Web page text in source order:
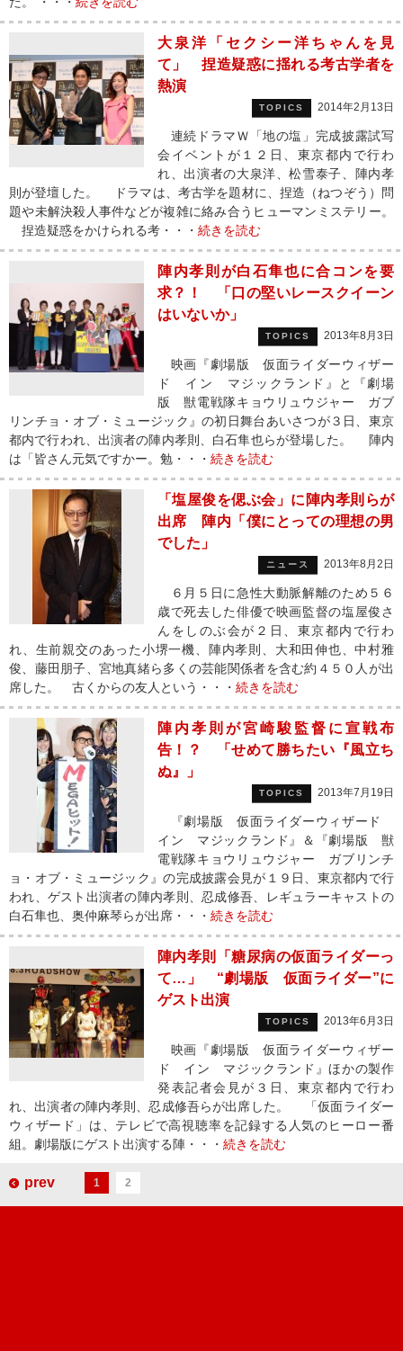
大泉洋「セクシー洋ちゃんを見
て」 捏造疑惑に揺れる考古学者を
熱演
TOPICS 2014年2月13日
連続ドラマＷ「地の塩」完成披露試写
会イベントが１２日、東京都内で行わ
れ、出演者の大泉洋、松雪泰子、陣内孝
則が登壇した。 ドラマは、考古学を題材に、捏造（ねつぞう）問
題や未解決殺人事件などが複雑に絡み合うヒューマンミステリー。
捏造疑惑をかけられる考・・・ 続きを読む
陣内孝則が白石隼也に合コンを要
求？！ 「口の堅いレースクイーン
はいないか」
TOPICS 2013年8月3日
映画『劇場版 仮面ライダーウィザー
ド イン マジックランド』と『劇場
版 獣電戦隊キョウリュウジャー ガブ
リンチョ・オブ・ミュージック』の初日舞台あいさつが３日、東京
都内で行われ、出演者の陣内孝則、白石隼也らが登場した。 陣内
は「皆さん元気ですかー。勉・・・ 続きを読む
「塩屋俊を偲ぶ会」に陣内孝則らが
出席 陣内「僕にとっての理想の男
でした」
ニュース 2013年8月2日
６月５日に急性大動脈解離のため５６
歳で死去した俳優で映画監督の塩屋俊さ
んをしのぶ会が２日、東京都内で行わ
れ、生前親交のあった小堺一機、陣内孝則、大和田伸也、中村雅
俊、藤田朋子、宮地真緒ら多くの芸能関係者を含む約４５０人が出
席した。 古くからの友人という・・・ 続きを読む
陣内孝則が宮崎駿監督に宣戦布
告！？ 「せめて勝ちたい『風立ち
ぬ』」
TOPICS 2013年7月19日
『劇場版 仮面ライダーウィザード
イン マジックランド』＆『劇場版 獣
電戦隊キョウリュウジャー ガブリンチ
ョ・オブ・ミュージック』の完成披露会見が１９日、東京都内で行
われ、ゲスト出演者の陣内孝則、忍成修吾、レギュラーキャストの
白石隼也、奥仲麻琴らが出席・・・ 続きを読む
陣内孝則「糖尿病の仮面ライダーっ
て…」 “劇場版 仮面ライダー”に
ゲスト出演
TOPICS 2013年6月3日
映画『劇場版 仮面ライダーウィザー
ド イン マジックランド』ほかの製作
発表記者会見が３日、東京都内で行わ
れ、出演者の陣内孝則、忍成修吾らが出席した。 「仮面ライダー
ウィザード」は、テレビで高視聴率を記録する人気のヒーロー番
組。劇場版にゲスト出演する陣・・・ 続きを読む
prev 1 2